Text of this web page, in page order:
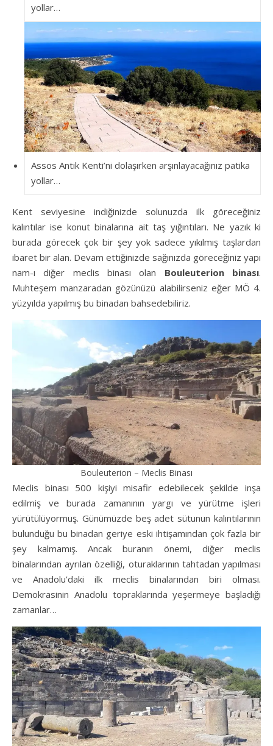
yollar…
Assos Antik Kenti’ni dolaşırken arşınlayacağınız patika
yollar…
Kent seviyesine indiğinizde solunuzda ilk göreceğiniz
kalıntılar ise konut binalarına ait taş yığıntıları. Ne yazık ki
burada görecek çok bir şey yok sadece yıkılmış taşlardan
ibaret bir alan. Devam ettiğinizde sağınızda göreceğiniz yapı
nam-ı diğer meclis binası olan Bouleuterion binası.
Muhteşem manzaradan gözünüzü alabilirseniz eğer MÖ 4.
yüzyılda yapılmış bu binadan bahsedebiliriz.
Bouleuterion – Meclis Binası
Meclis binası 500 kişiyi misafir edebilecek şekilde inşa
edilmiş ve burada zamanının yargı ve yürütme işleri
yürütülüyormuş. Günümüzde beş adet sütunun kalıntılarının
bulunduğu bu binadan geriye eski ihtişamından çok fazla bir
şey kalmamış. Ancak buranın önemi, diğer meclis
binalarından ayrılan özelliği, oturaklarının tahtadan yapılması
ve Anadolu’daki ilk meclis binalarından biri olması.
Demokrasinin Anadolu topraklarında yeşermeye başladığı
zamanlar…